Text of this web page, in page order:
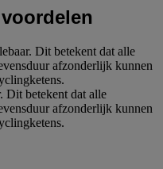
Dit betekent dat alle
afzonderlijk kunnen
Dit betekent dat alle
afzonderlijk kunnen